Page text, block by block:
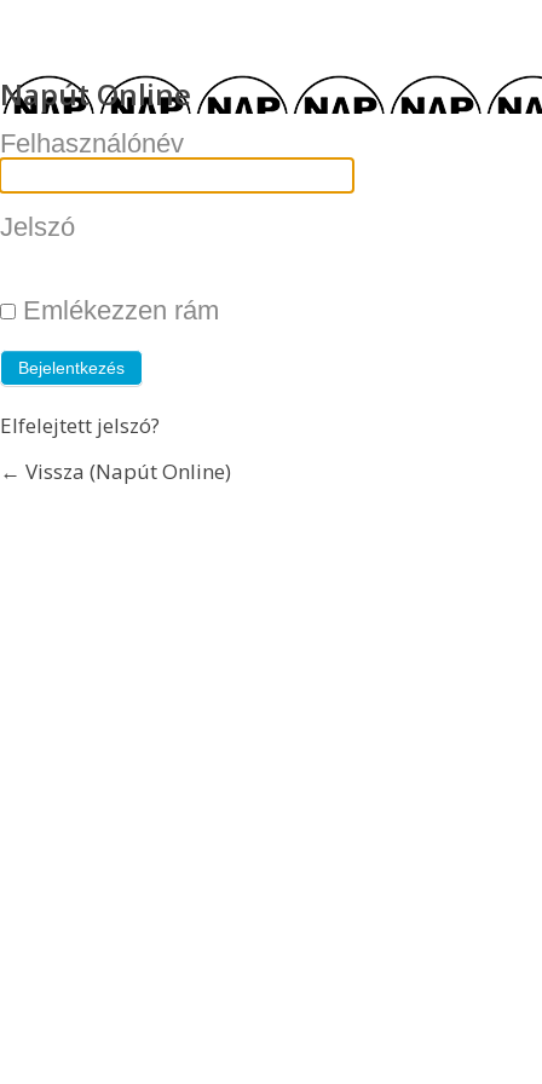
Napút Online
Felhasználónév
Jelszó
Emlékezzen rám
Elfelejtett jelszó?
← Vissza (Napút Online)